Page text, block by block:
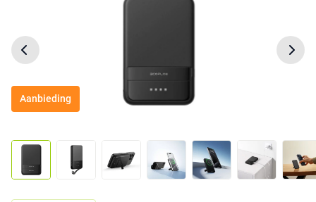
Aanbieding